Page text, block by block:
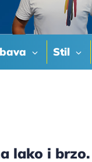
Stil
lako i brzo.